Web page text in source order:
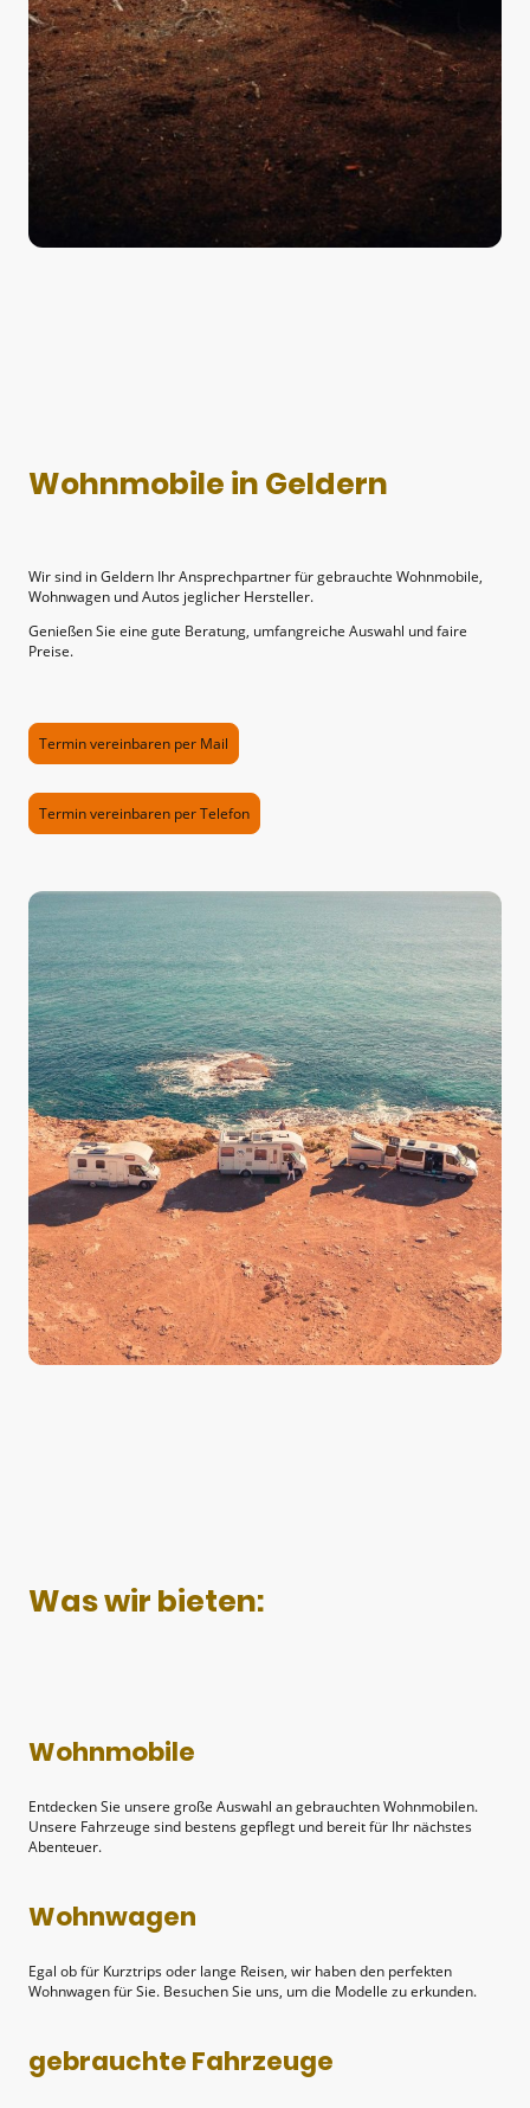
Wohnmobile in Geldern
Wir sind in Geldern Ihr Ansprechpartner für gebrauchte Wohnmobile,
Wohnwagen und Autos jeglicher Hersteller.
Genießen Sie eine gute Beratung, umfangreiche Auswahl und faire
Preise.
Termin vereinbaren per Mail
Termin vereinbaren per Telefon
Was wir bieten:
Wohnmobile
Entdecken Sie unsere große Auswahl an gebrauchten Wohnmobilen.
Unsere Fahrzeuge sind bestens gepflegt und bereit für Ihr nächstes
Abenteuer.
Wohnwagen
Egal ob für Kurztrips oder lange Reisen, wir haben den perfekten
Wohnwagen für Sie. Besuchen Sie uns, um die Modelle zu erkunden.
gebrauchte Fahrzeuge